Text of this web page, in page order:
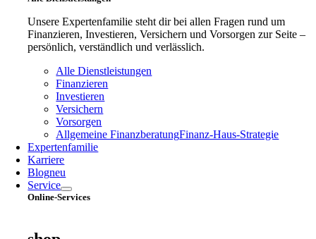
Unsere Expertenfamilie steht dir bei allen Fragen rund um
Finanzieren, Investieren, Versichern und Vorsorgen zur Seite –
persönlich, verständlich und verlässlich.
Alle Dienstleistungen
Finanzieren
Investieren
Versichern
Vorsorgen
Allgemeine FinanzberatungFinanz‑Haus‑Strategie
Expertenfamilie
Karriere
Blogneu
Service
Online-Services